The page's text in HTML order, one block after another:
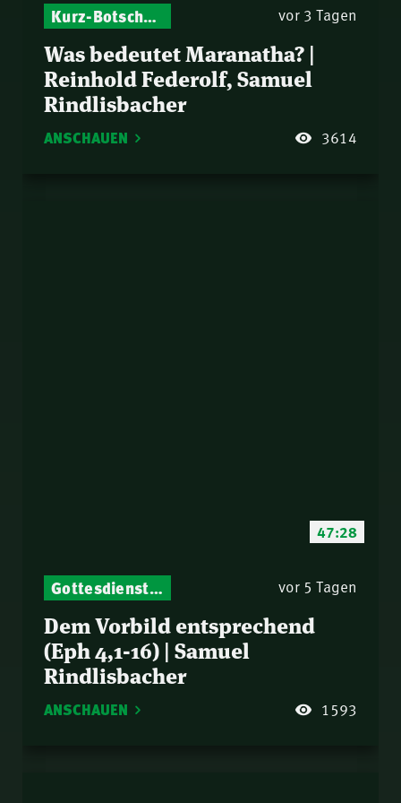
Kurz-Botschaften – Biblische Impulse mit Zukunft im Blick vor 3 Tagen
Was bedeutet Maranatha? |
Reinhold Federolf, Samuel
Rindlisbacher
ANSCHAUEN 3614
47:28
Gottesdienst-Botschaften – Jeden Sonntag neu: Aktuelle Predigten vom Mitternachtsruf vor 5 Tagen
Dem Vorbild entsprechend
(Eph 4,1-16) | Samuel
Rindlisbacher
ANSCHAUEN 1593